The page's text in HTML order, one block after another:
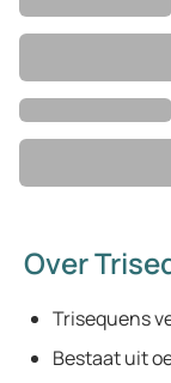
Over
Trisequens
Bestaat uit